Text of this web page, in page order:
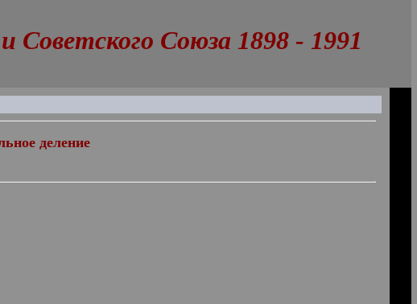
Союза 1898 - 1991
деление